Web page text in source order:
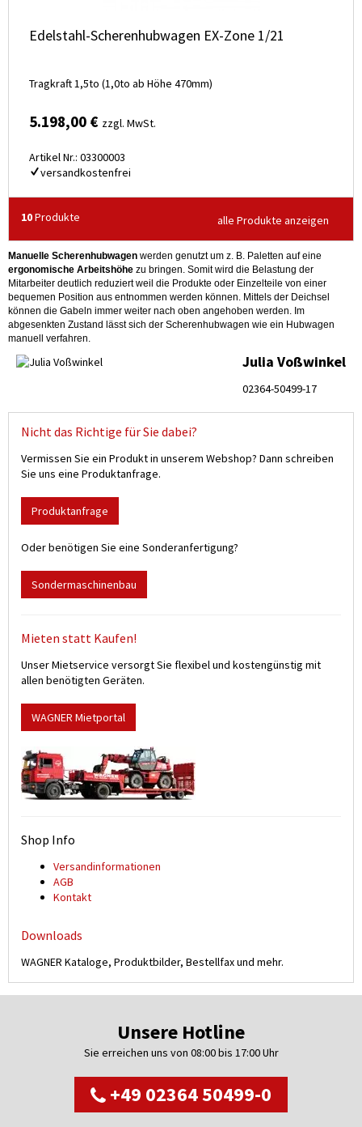
Edelstahl-Scherenhubwagen EX-Zone 1/21
Tragkraft 1,5to (1,0to ab Höhe 470mm)
5.198,00 € zzgl. MwSt.
Artikel Nr.: 03300003
versandkostenfrei
10Produkte alle Produkte anzeigen
Manuelle Scherenhubwagen werden genutzt um z. B. Paletten auf eine
ergonomische Arbeitshöhe zu bringen. Somit wird die Belastung der
Mitarbeiter deutlich reduziert weil die Produkte oder Einzelteile von einer
bequemen Position aus entnommen werden können. Mittels der Deichsel
können die Gabeln immer weiter nach oben angehoben werden. Im
abgesenkten Zustand lässt sich der Scherenhubwagen wie ein Hubwagen
manuell verfahren.
Julia Voßwinkel
02364-50499-17
Nicht das Richtige für Sie dabei?
Vermissen Sie ein Produkt in unserem Webshop? Dann schreiben
Sie uns eine Produktanfrage.
Produktanfrage
Oder benötigen Sie eine Sonderanfertigung?
Sondermaschinenbau
Mieten statt Kaufen!
Unser Mietservice versorgt Sie flexibel und kostengünstig mit
allen benötigten Geräten.
WAGNER Mietportal
Shop Info
Versand­informationen
AGB
Kontakt
Downloads
WAGNER Kataloge, Produktbilder, Bestellfax und mehr.
Unsere Hotline
Sie erreichen uns von 08:00 bis 17:00 Uhr
+49 02364 50499-0